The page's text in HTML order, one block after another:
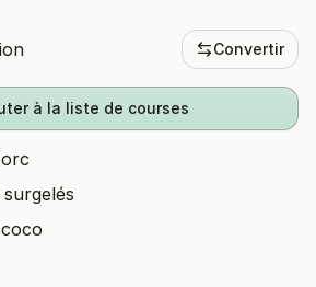
Convertir
à la liste de courses